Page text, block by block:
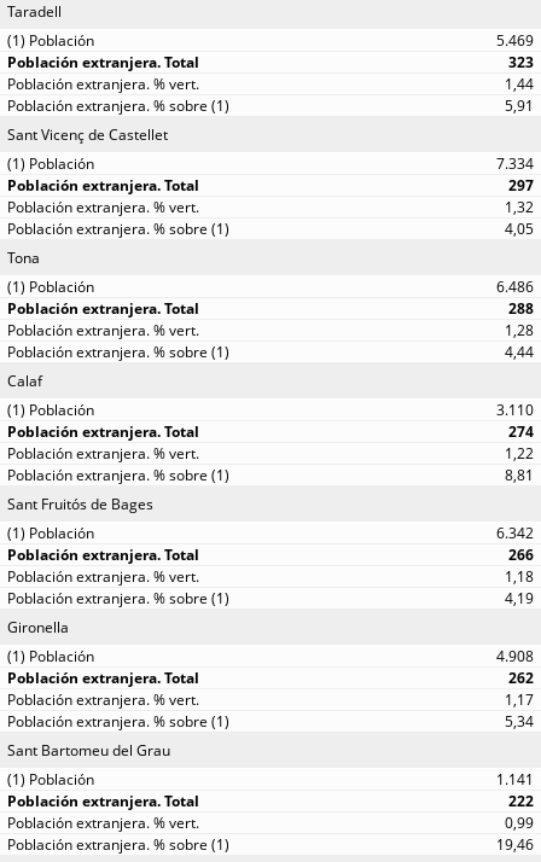
Taradell
5.469
323
1,44
5,91
Sant Vicenç de Castellet
7.334
297
1,32
4,05
Tona
6.486
288
1,28
4,44
Calaf
3.110
274
1,22
8,81
Sant Fruitós de Bages
6.342
266
1,18
4,19
Gironella
4.908
262
1,17
5,34
Sant Bartomeu del Grau
1.141
222
0,99
19,46